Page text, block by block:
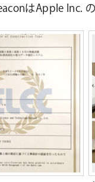
はApple Inc. の